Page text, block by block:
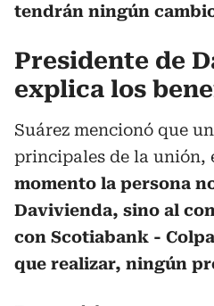
tendrán ningún
Presidente de
explica los
Suárez mencionó que
principales de la unión,
momento la persona
Davivienda, sino al
con Scotiabank -
que realizar, ningún